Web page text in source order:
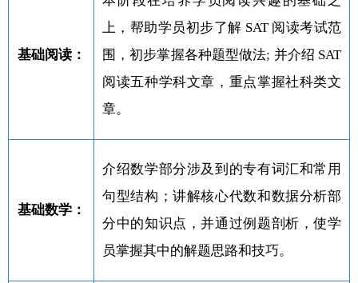
基础阅读：
上，帮助学员初步了解 SAT 阅读考试范
围，初步掌握各种题型做法; 并介绍 SAT
阅读五种学科文章，重点掌握社科类文
章。
基础数学：
介绍数学部分涉及到的专有词汇和常用
句型结构；讲解核心代数和数据分析部
分中的知识点，并通过例题剖析，使学
员掌握其中的解题思路和技巧。